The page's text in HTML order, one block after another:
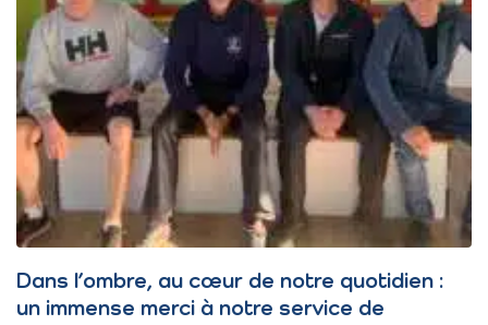
Dans l’ombre, au cœur de notre quotidien :
un immense merci à notre service de